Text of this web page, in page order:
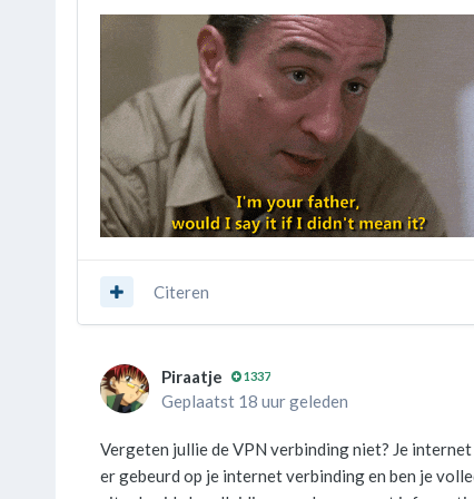
Citeren
Piraatje 1337
Geplaatst 18 uur geleden
Vergeten jullie de VPN verbinding niet? Je
er gebeurd op je internet verbinding en ben je